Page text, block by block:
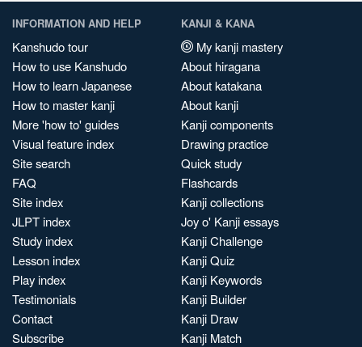
INFORMATION AND HELP
Kanshudo tour
How to use Kanshudo
How to learn Japanese
How to master kanji
More 'how to' guides
Visual feature index
Site search
FAQ
Site index
JLPT index
Study index
Lesson index
Play index
Testimonials
Contact
Subscribe
KANJI & KANA
My kanji mastery
About hiragana
About katakana
About kanji
Kanji components
Drawing practice
Quick study
Flashcards
Kanji collections
Joy o' Kanji essays
Kanji Challenge
Kanji Quiz
Kanji Keywords
Kanji Builder
Kanji Draw
Kanji Match